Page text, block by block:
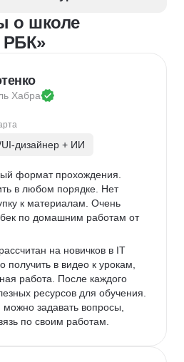
о школе
РБК»
Хабра
дизайнер + ИИ
формат прохождения.
в любом порядке. Нет
к материалам. Очень
по домашним работам от
на новичков в IT
в видео к урокам,
работа. После каждого
ресурсов для обучения.
можно задавать вопросы,
по своим работам.